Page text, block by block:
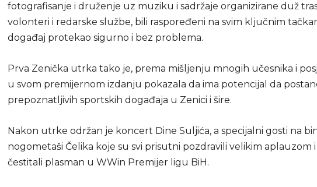
fotografisanje i druženje uz muziku i sadržaje organizirane duž
volonteri i redarske službe, bili raspoređeni na svim ključnim
događaj protekao sigurno i bez problema.
Prva Zenička utrka tako je, prema mišljenju mnogih učesnika i
u svom premijernom izdanju pokazala da ima potencijal da
prepoznatljivih sportskih događaja u Zenici i šire.
Nakon utrke održan je koncert Dine Suljića, a specijalni gosti na
nogometaši Čelika koje su svi prisutni pozdravili velikim aplauzom
čestitali plasman u WWin Premijer ligu BiH.